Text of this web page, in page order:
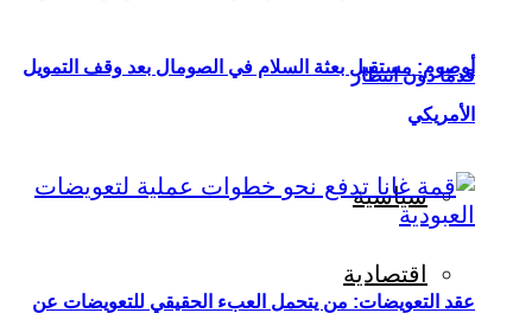
قدمًا دون انتظار
سياسية
اقتصادية
أوصوم: مستقبل بعثة السلام في الصومال بعد وقف التمويل
الأمريكي
عقد التعويضات: من يتحمل العبء الحقيقي للتعويضات عن